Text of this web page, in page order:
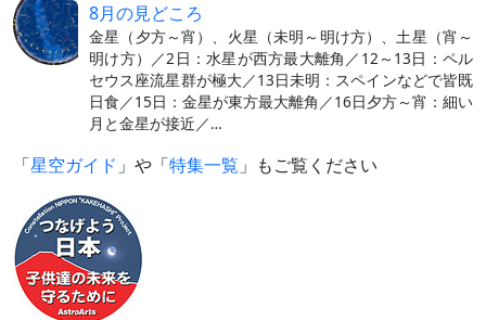
8月の見どころ
金星（夕方～宵）、火星（未明～明け方）、土星（宵～
明け方）／2日：水星が西方最大離角／12～13日：ペル
セウス座流星群が極大／13日未明：スペインなどで皆既
日食／15日：金星が東方最大離角／16日夕方～宵：細い
月と金星が接近／…
「星空ガイド 」や「特集一覧 」もご覧ください